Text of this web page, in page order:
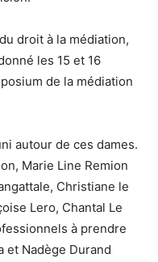
droit à la médiation,
les 15 et 16
de la médiation
autour de ces dames.
Marie Line Remion
Christiane le
Lero, Chantal Le
à prendre
et Nadège Durand